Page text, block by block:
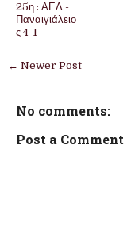
25η : ΑΕΛ -
Παναιγιάλειο
ς 4-1
← Newer Post
No comments:
Post a Comment